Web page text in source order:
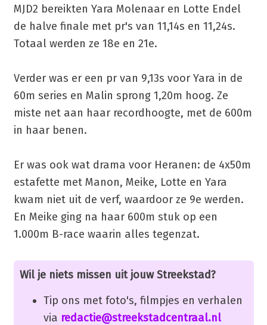
MJD2 bereikten Yara Molenaar en Lotte Endel
de halve finale met pr's van 11,14s en 11,24s.
Totaal werden ze 18e en 21e.
Verder was er een pr van 9,13s voor Yara in de
60m series en Malin sprong 1,20m hoog. Ze
miste net aan haar recordhoogte, met de 600m
in haar benen.
Er was ook wat drama voor Heranen: de 4x50m
estafette met Manon, Meike, Lotte en Yara
kwam niet uit de verf, waardoor ze 9e werden.
En Meike ging na haar 600m stuk op een
1.000m B-race waarin alles tegenzat.
Wil je niets missen uit jouw Streekstad?
Tip ons met foto's, filmpjes en verhalen
via redactie@streekstadcentraal.nl